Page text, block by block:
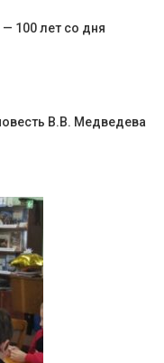
100 лет со дня
В.В. Медведева